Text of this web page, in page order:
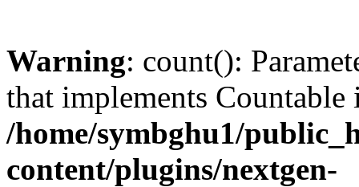
Warning: count():
that implements Countable
/home/symbghu1/
content/plugins/nextgen-